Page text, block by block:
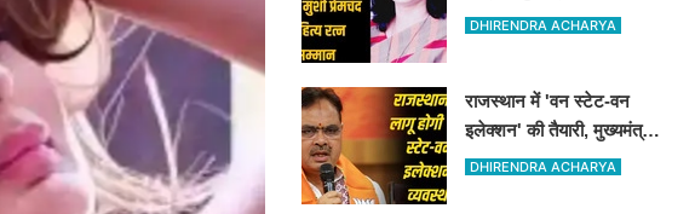
रत्न सम्मान 2026
DHIRENDRA ACHARYA
राजस्थान में 'वन स्टेट-वन
इलेक्शन' की तैयारी, मुख्यमंत्री
बोले- लोकतंत्र होगा और मजबूत
DHIRENDRA ACHARYA